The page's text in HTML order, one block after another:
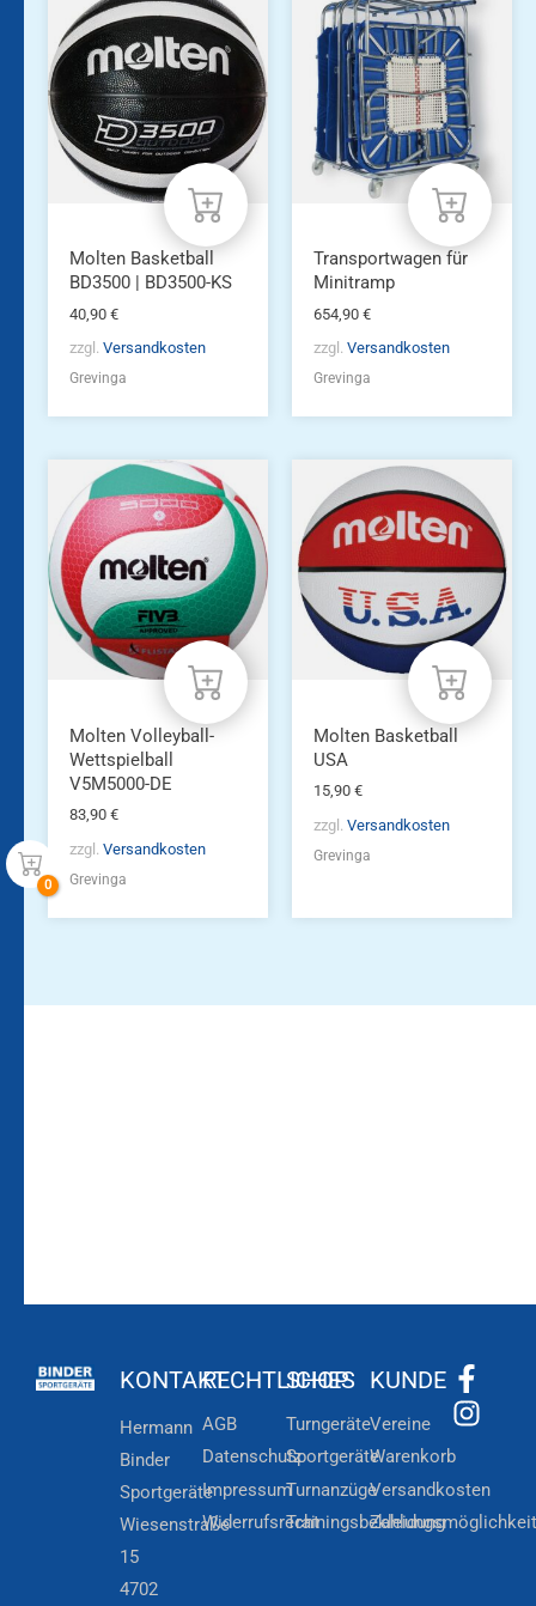
Molten Basketball
BD3500 | BD3500-KS
40,90 €
zzgl. Versandkosten
Grevinga
Transportwagen für
Minitramp
654,90 €
zzgl. Versandkosten
Grevinga
Molten Volleyball-
Wettspielball
V5M5000-DE
83,90 €
zzgl. Versandkosten
Grevinga
Molten Basketball
USA
15,90 €
zzgl. Versandkosten
Grevinga
KONTAKT
Hermann
Binder
Sportgeräte
Wiesenstraße
15
4702
RECHTLICHES
AGB
Datenschutz
Impressum
Widerrufsrecht
SHOP
Turngeräte
Sportgeräte
Turnanzüge
Trainingsbekleidung
KUNDE
Vereine
Warenkorb
Versandkosten